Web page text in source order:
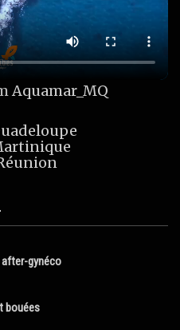
Aquamar_MQ
gynéco
bouées